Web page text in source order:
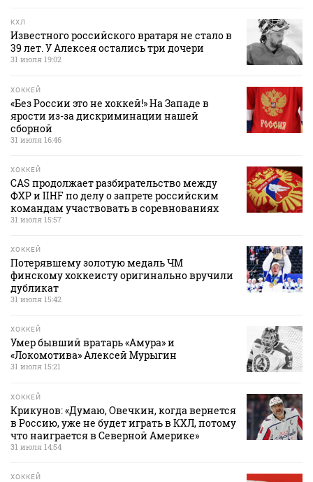
КХЛ
Известного российского вратаря не стало в
39 лет. У Алексея остались три дочери
31 июля 19:02
ХОККЕЙ
«Без России это не хоккей!» На Западе в
ярости из-за дискриминации нашей
сборной
31 июля 16:46
ХОККЕЙ
CAS продолжает разбирательство между
ФХР и IIHF по делу о запрете российским
командам участвовать в соревнованиях
31 июля 15:57
ХОККЕЙ
Потерявшему золотую медаль ЧМ
финскому хоккеисту оригинально вручили
дубликат
31 июля 15:42
ХОККЕЙ
Умер бывший вратарь «Амура» и
«Локомотива» Алексей Мурыгин
31 июля 15:21
ХОККЕЙ
Крикунов: «Думаю, Овечкин, когда вернется
в Россию, уже не будет играть в КХЛ, потому
что наиграется в Северной Америке»
31 июля 14:54
ХОККЕЙ